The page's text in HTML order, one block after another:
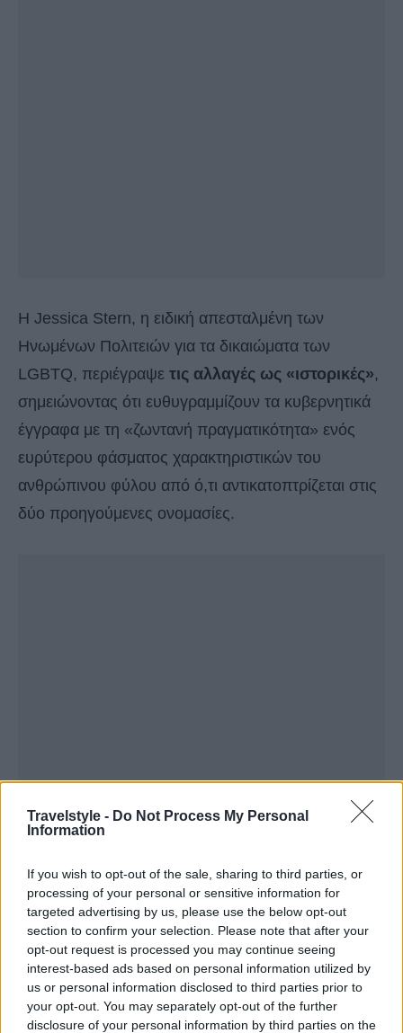
Travelstyle - Do Not Process My Personal
Information
If you wish to opt-out of the sale, sharing to third parties, or
processing of your personal or sensitive information for
targeted advertising by us, please use the below opt-out
section to confirm your selection. Please note that after your
opt-out request is processed you may continue seeing
interest-based ads based on personal information utilized by
us or personal information disclosed to third parties prior to
your opt-out. You may separately opt-out of the further
disclosure of your personal information by third parties on the
Η Jessica Stern, η ειδική απεσταλμένη των
Ηνωμένων Πολιτειών για τα δικαιώματα των
LGBTQ, περιέγραψε τις αλλαγές ως «ιστορικές»,
σημειώνοντας ότι ευθυγραμμίζουν τα κυβερνητικά
έγγραφα με τη «ζωντανή πραγματικότητα» ενός
ευρύτερου φάσματος χαρακτηριστικών του
ανθρώπινου φύλου από ό,τι αντικατοπτρίζεται στις
δύο προηγούμενες ονομασίες.